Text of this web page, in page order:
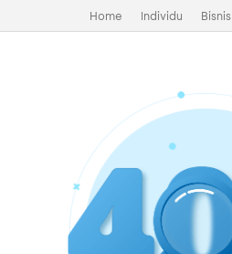
Home Individu Bisnis